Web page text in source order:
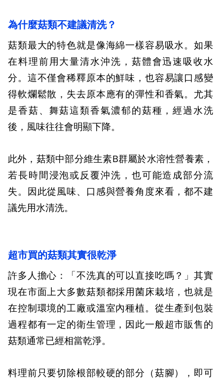
為什麼菇類不建議清洗？
菇類最大的特色就是像海綿一樣容易吸水。如果
在料理前用大量清水沖洗，菇體會迅速吸收水
分。這不僅會稀釋原本的鮮味，也容易讓口感變
得軟爛鬆散，失去原本應有的彈性和香氣。尤其
是香菇、舞菇這類香氣濃郁的菇種，經過水洗
後，風味往往會明顯下降。
此外，菇類中部分維生素B群屬於水溶性營養素，
若長時間浸泡或反覆沖洗，也可能造成部分流
失。因此從風味、口感與營養角度來看，都不建
議先用水清洗。
超市買的菇類其實很乾淨
許多人擔心：「不洗真的可以直接吃嗎？」其實
現在市面上大多數菇類都採用菌床栽培，也就是
在控制環境的工廠或溫室內種植。從生產到包裝
過程都有一定的衛生管理，因此一般超市販售的
菇類通常已經相當乾淨。
料理前只要切除根部較硬的部分（菇腳），即可